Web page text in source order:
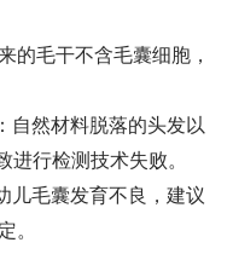
的毛干不含毛囊细胞，
自然材料脱落的头发以
进行检测技术失败。
儿毛囊发育不良，建议
。